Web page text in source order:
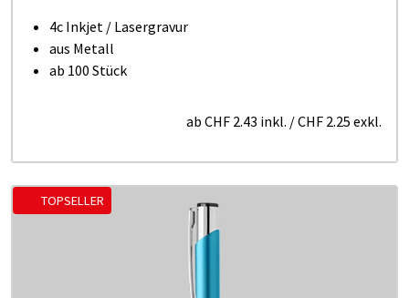
4c Inkjet / Lasergravur
aus Metall
ab 100 Stück
ab CHF 2.43 inkl. /CHF 2.25 exkl.
TOPSELLER